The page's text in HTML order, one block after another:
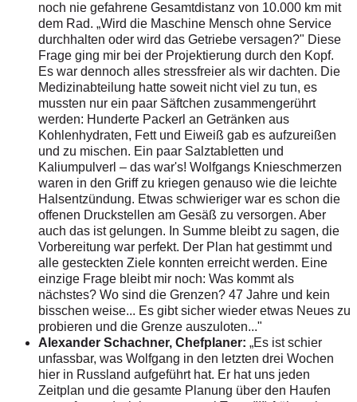
noch nie gefahrene Gesamtdistanz von 10.000 km mit
dem Rad. „Wird die Maschine Mensch ohne Service
durchhalten oder wird das Getriebe versagen?" Diese
Frage ging mir bei der Projektierung durch den Kopf.
Es war dennoch alles stressfreier als wir dachten. Die
Medizinabteilung hatte soweit nicht viel zu tun, es
mussten nur ein paar Säftchen zusammengerührt
werden: Hunderte Packerl an Getränken aus
Kohlenhydraten, Fett und Eiweiß gab es aufzureißen
und zu mischen. Ein paar Salztabletten und
Kaliumpulverl – das war's! Wolfgangs Knieschmerzen
waren in den Griff zu kriegen genauso wie die leichte
Halsentzündung. Etwas schwieriger war es schon die
offenen Druckstellen am Gesäß zu versorgen. Aber
auch das ist gelungen. In Summe bleibt zu sagen, die
Vorbereitung war perfekt. Der Plan hat gestimmt und
alle gesteckten Ziele konnten erreicht werden. Eine
einzige Frage bleibt mir noch: Was kommt als
nächstes? Wo sind die Grenzen? 47 Jahre und kein
bisschen weise... Es gibt sicher wieder etwas Neues zu
probieren und die Grenze auszuloten..."
Alexander Schachner, Chefplaner: „Es ist schier
unfassbar, was Wolfgang in den letzten drei Wochen
hier in Russland aufgeführt hat. Er hat uns jeden
Zeitplan und die gesamte Planung über den Haufen